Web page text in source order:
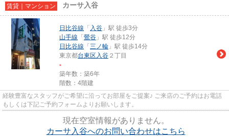
賃貸｜マンション カーサ入谷
日比谷線 「 入谷 」駅 徒歩3分
山手線 「 鶯谷 」駅 徒歩12分
日比谷線 「 三ノ輪 」駅 徒歩14分
東京都台東区 入谷 ２丁目
-
築年数：築6年
階数：4階建
経験豊富なスタッフがご希望に沿ってお部屋をご提案♪ ご来店のご予約はお電話
もしくは下記ご予約フォームよりお願いします。
現在空室情報がありません。
カーサ入谷へのお問い合わせはこちら